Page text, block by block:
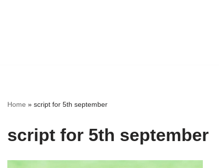
Home » script for 5th september
script for 5th september